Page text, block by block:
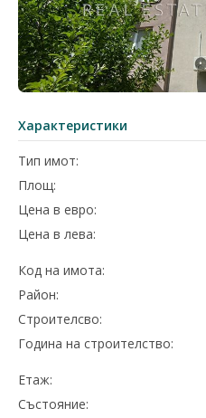
Характеристики
Тип имот:
Площ:
Цена в евро:
Цена в лева:
Код на имота:
Район:
Строителсво:
Година на строителство:
Етаж:
Състояние: